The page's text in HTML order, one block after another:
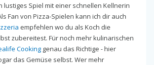
lustiges Spiel mit einer schnellen Kellnerin
Fan von Pizza-Spielen kann ich dir auch
empfehlen wo du als Koch die
zubereitest. Für noch mehr kulinarischen
Cooking genau das Richtige - hier
das Gemüse selbst. Wer mehr